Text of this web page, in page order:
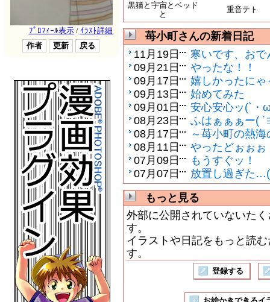
黒猫と宇宙とベッド
と
重音テト
苺小町さんの新着日記
11月19日
寒いです、お
09月21日
やったな！！
09月17日
嬉しかったにゃ
09月13日
始めてみた
09月01日
安心安心ッ(`・
08月23日
ふはぁぁぁー(
08月17日
～苺小町の熱海
08月11日
やったどぉぉぉ
07月09日
もうすぐッ！
07月07日
放置し過ぎた
もっと見る
外部に公開されていないた
す。
イラストや日記をもっと読
す。
登録する